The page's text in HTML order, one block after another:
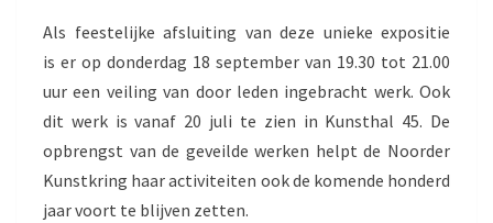
Als feestelijke afsluiting van deze unieke expositie
is er op donderdag 18 september van 19.30 tot 21.00
uur een veiling van door leden ingebracht werk. Ook
dit werk is vanaf 20 juli te zien in Kunsthal 45. De
opbrengst van de geveilde werken helpt de Noorder
Kunstkring haar activiteiten ook de komende honderd
jaar voort te blijven zetten.